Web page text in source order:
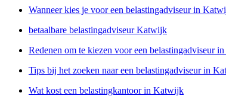
Wanneer kies je voor een belastingadviseur in
betaalbare belastingadviseur Katwijk
Redenen om te kiezen voor een belastingadviseur
Tips bij het zoeken naar een belastingadviseur in
Wat kost een belastingkantoor in Katwijk